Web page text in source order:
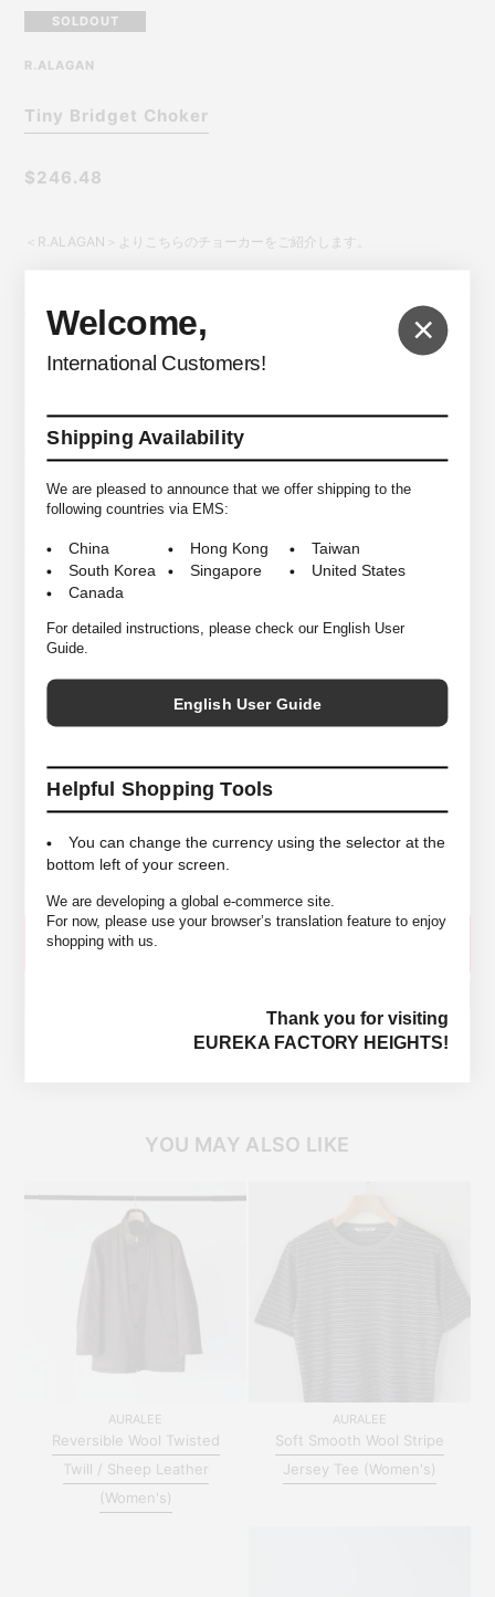
×
Welcome,
International Customers!
Shipping Availability
We are pleased to announce that we offer shipping to the
following countries via EMS:
China Hong Kong
Taiwan
South Korea
Singapore
United States
Canada
For detailed instructions, please check our English User
Guide.
English User Guide
Helpful Shopping Tools
You can change the currency using the selector at the
bottom left of your screen.
We are developing a global e-commerce site.
For now, please use your browser’s translation feature to enjoy
shopping with us.
Thank you for visiting
EUREKA FACTORY HEIGHTS!
SOLDOUT
R.ALAGAN
Tiny Bridget Choker
$246.48
＜R.ALAGAN＞よりこちらのチョーカーをご紹介します。
みさんによって2017 Spring/Summer Collectionよりスタートしました。
台湾人の母と日本人の父の間に生まれ幼少期の多くを台湾で過ごした事に
よって培った民族的感覚と、思春期にロサンゼルスへ移住した事でモダニ
バーと天然石を用いて日本の熟練の職人と共に妥協しないコレクションを
こちらのチャームは職人が手掘りしたもので、カラーツイストコードとの
バランスが可愛らしく、小さいながらも存在感のあるネックスレスです。
*商品は実店舗と在庫を共有しており常に変動がございます。
その為ご注文後でも売り違いにより在庫がない場合がございますので予め
ご了承ください。
トップ ＜長さ18.5mm＞
COLORS Silver×Gray, Silver×Black
MATELIALS Sterling Silver, Silk Code
YOU MAY ALSO LIKE
AURALEE
Reversible Wool Twisted
Twill / Sheep Leather
(Women's)
AURALEE
Soft Smooth Wool Stripe
Jersey Tee (Women's)